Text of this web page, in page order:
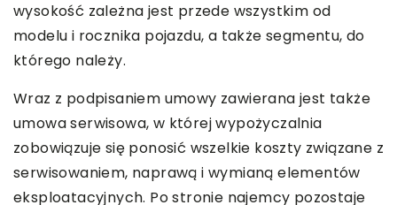
wysokość zależna jest przede wszystkim od
modelu i rocznika pojazdu, a także segmentu, do
którego należy.
Wraz z podpisaniem umowy zawierana jest także
umowa serwisowa, w której wypożyczalnia
zobowiązuje się ponosić wszelkie koszty związane z
serwisowaniem, naprawą i wymianą elementów
eksploatacyjnych. Po stronie najemcy pozostaje